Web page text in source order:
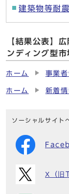
建築物等耐
【結果公表】
ンディング型
ホーム 事業者
ホーム 新着情
ソーシャルサイト
X（旧